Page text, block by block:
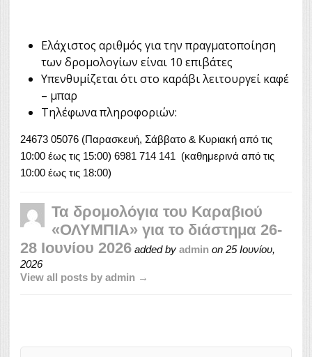
Ελάχιστος αριθμός για την πραγματοποίηση
των δρομολογίων είναι 10 επιβάτες
Υπενθυμίζεται ότι στο καράβι λειτουργεί καφέ
– μπαρ
Τηλέφωνα πληροφοριών:
24673 05076 (Παρασκευή, Σάββατο & Κυριακή από τις
10:00 έως τις 15:00) 6981 714 141 (καθημερινά από τις
10:00 έως τις 18:00)
Τα δρομολόγια του Καραβιού
«ΟΛΥΜΠΙΑ» για το διάστημα 26-
28 Ιουνίου 2026 added by admin on 25 Ιουνίου,
2026
View all posts by admin →